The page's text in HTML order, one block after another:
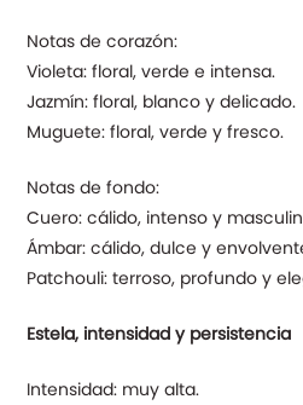
Notas de corazón:
Violeta: floral, verde e intensa.
Jazmín: floral, blanco y delicado.
Muguete: floral, verde y fresco.
Notas de fondo:
Cuero: cálido, intenso y
Ámbar: cálido, dulce y
Patchouli: terroso, profundo y
Estela, intensidad y persistencia
Intensidad: muy alta.